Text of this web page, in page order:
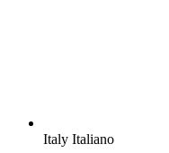
Italy Italiano